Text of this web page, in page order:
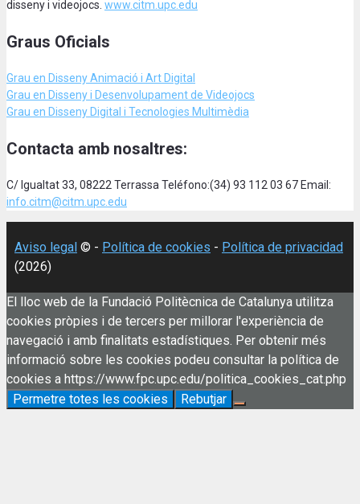
disseny i videojocs. www.citm.upc.edu
Graus Oficials
Grau en Disseny Animació i Art Digital
Grau en Disseny i Desenvolupament de Videojocs
Grau en Disseny Digital i Tecnologies Multimèdia
Contacta amb nosaltres:
C/ Igualtat 33, 08222 Terrassa Teléfono:(34) 93 112 03 67 Email:
info.citm@citm.upc.edu
Aviso legal © - Política de cookies - Política de privacidad
(2026)
El lloc web de la Fundació Politècnica de Catalunya utilitza
cookies pròpies i de tercers per millorar l'experiència de
navegació i amb finalitats estadístiques. Per obtenir més
informació sobre les cookies podeu consultar la política de
cookies a https://www.fpc.upc.edu/politica_cookies_cat.php
Permetre totes les cookies
Rebutjar